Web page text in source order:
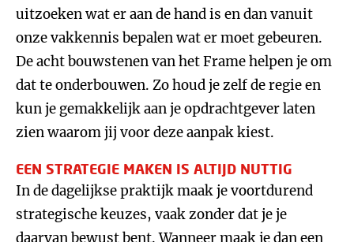
uitzoeken wat er aan de hand is en dan vanuit
onze vakkennis bepalen wat er moet gebeuren.
De acht bouwstenen van het Frame helpen je om
dat te onderbouwen. Zo houd je zelf de regie en
kun je gemakkelijk aan je opdrachtgever laten
zien waarom jij voor deze aanpak kiest.
EEN STRATEGIE MAKEN IS ALTIJD NUTTIG
In de dagelijkse praktijk maak je voortdurend
strategische keuzes, vaak zonder dat je je
daarvan bewust bent. Wanneer maak je dan een